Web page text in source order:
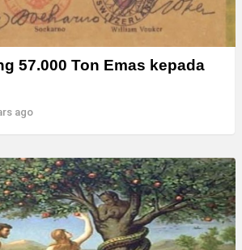
57.000 Ton Emas kepada
ago